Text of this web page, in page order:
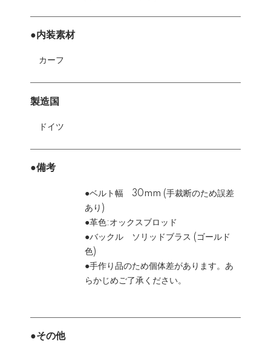
●内装素材
カーフ
製造国
ドイツ
●備考
●ベルト幅 30mm (手裁断のため誤差
あり)
●革色:オックスブロッド
●バックル ソリッドブラス (ゴールド
色)
●手作り品のため個体差があります。あ
らかじめご了承ください。
●その他